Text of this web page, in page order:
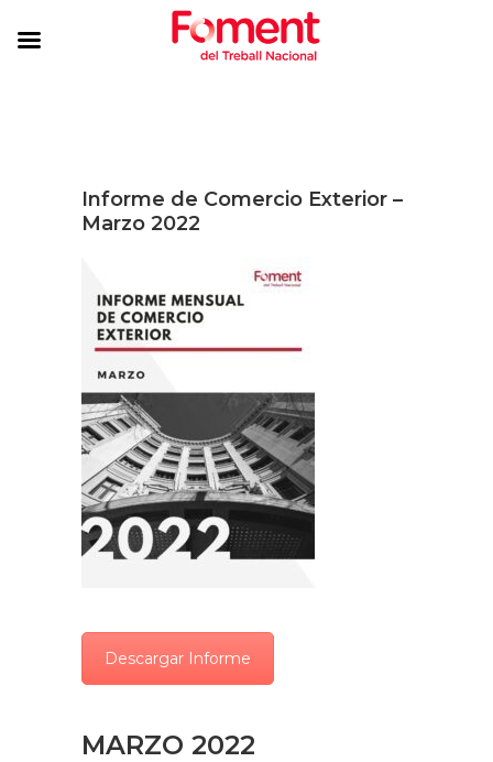
Informe de Comercio Exterior –
Marzo 2022
Descargar Informe
MARZO 2022